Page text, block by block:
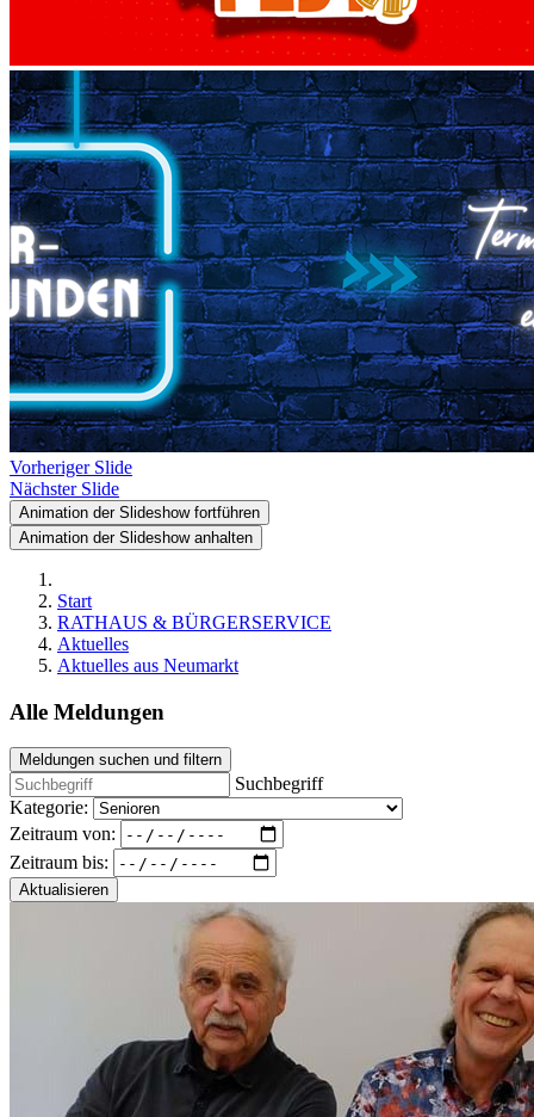
Vorheriger Slide
Nächster Slide
Animation der Slideshow fortführen
Animation der Slideshow anhalten
Start
RATHAUS & BÜRGERSERVICE
Aktuelles
Aktuelles aus Neumarkt
Alle Meldungen
Meldungen suchen und filtern
Suchbegriff
Kategorie:
Zeitraum von:
Zeitraum bis:
Aktualisieren